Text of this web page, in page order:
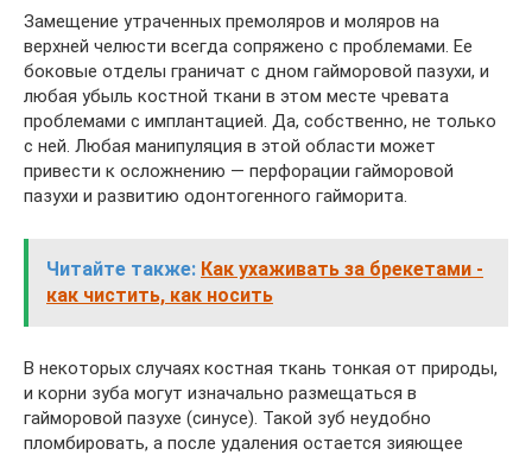
Замещение утраченных премоляров и моляров на
верхней челюсти всегда сопряжено с проблемами. Ее
боковые отделы граничат с дном гайморовой пазухи, и
любая убыль костной ткани в этом месте чревата
проблемами с имплантацией. Да, собственно, не только
с ней. Любая манипуляция в этой области может
привести к осложнению — перфорации гайморовой
пазухи и развитию одонтогенного гайморита.
Читайте также: Как ухаживать за брекетами -
как чистить, как носить
В некоторых случаях костная ткань тонкая от природы,
и корни зуба могут изначально размещаться в
гайморовой пазухе (синусе). Такой зуб неудобно
пломбировать, а после удаления остается зияющее